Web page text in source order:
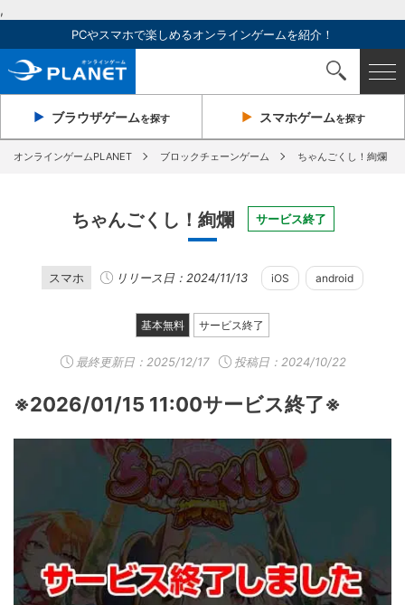
,
PCやスマホで楽しめるオンラインゲームを紹介！
ブラウザゲームを探す スマホゲームを探す
オンラインゲームPLANET ブロックチェーンゲーム ちゃんごくし！絢爛
ちゃんごくし！絢爛 サービス終了
スマホ リリース日：2024/11/13 iOS android
基本無料 サービス終了
最終更新日： 2025/12/17 投稿日：2024/10/22
※2026/01/15 11:00サービス終了※